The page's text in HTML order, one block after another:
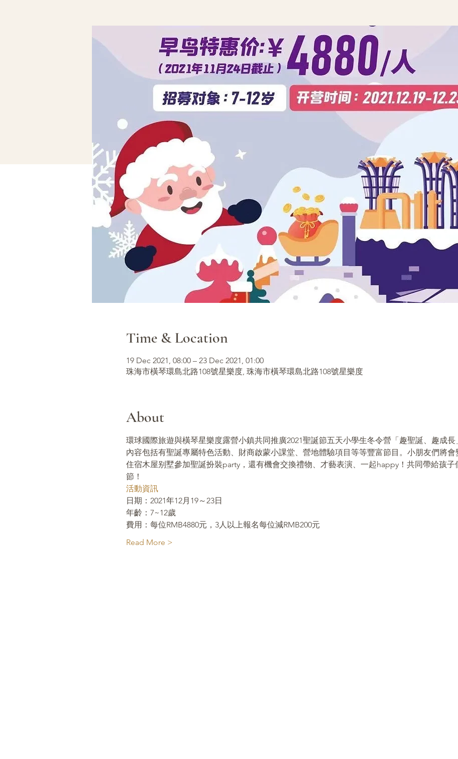
Time & Location
19 Dec 2021, 08:00 – 23 Dec 2021, 01:00
珠海市橫琴環島北路108號星樂度, 珠海市橫琴環島北路108號星樂度
About
環球國際旅遊與橫琴星樂度露營小鎮共同推廣2021聖誕節五天小學生冬令營「趣聖誕、趣成長
內容包括有聖誕專屬特色活動、財商啟蒙小課堂、營地體驗項目等等豐富節目。小朋友們將
住宿木屋别墅參加聖誕扮裝party，還有機會交換禮物、才藝表演、一起happy！共同帶給孩
節！
活動資訊
日期：2021年12月19～23日
年齡：7~12歲
費用：每位RMB4880元，3人以上報名每位減RMB200元
Read More >